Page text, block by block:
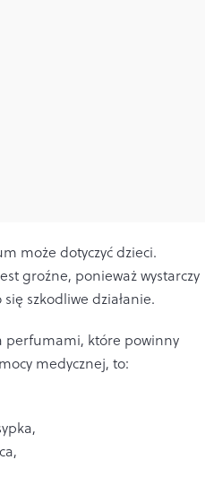
może dotyczyć dzieci.
groźne, ponieważ wystarczy
szkodliwe działanie.
perfumami, które powinny
medycznej, to: